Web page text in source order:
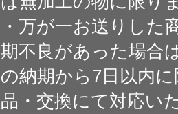
・万が一お送りした
期不良があった場合
の納期から7日以内
品・交換にて対応い